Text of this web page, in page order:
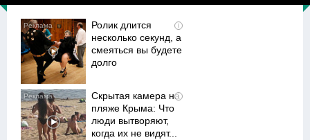
i
Ролик длится
несколько секунд, а
смеяться вы будете
долго
i
Скрытая камера на
пляже Крыма: Что
люди вытворяют,
когда их не видят...